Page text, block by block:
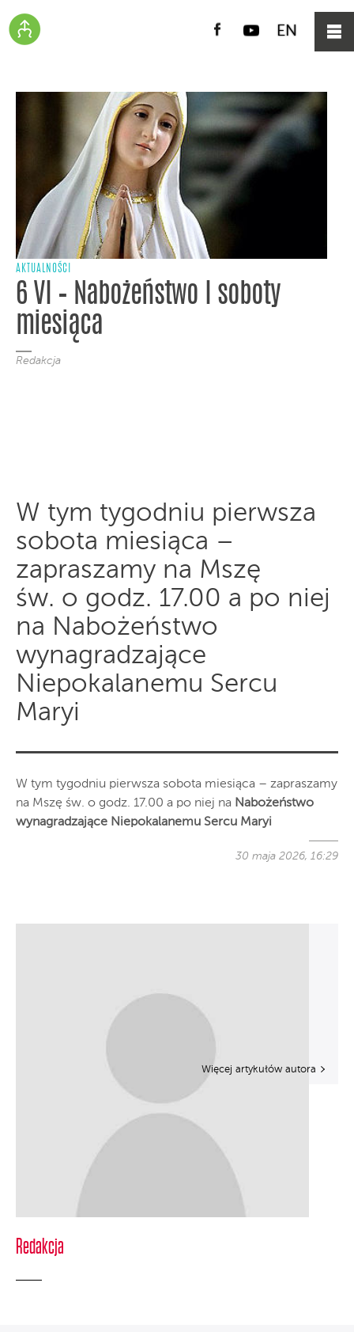
Facebook
YouTube
EN
AKTUALNOŚCI
6 VI – Nabożeństwo I soboty
miesiąca
Redakcja
W tym tygodniu pierwsza
sobota miesiąca –
zapraszamy na Mszę
św. o godz. 17.00 a po niej
na Nabożeństwo
wynagradzające
Niepokalanemu Sercu
Maryi
W tym tygodniu pierwsza sobota miesiąca – zapraszamy
na Mszę św. o godz. 17.00 a po niej na Nabożeństwo
wynagradzające Niepokalanemu Sercu Maryi
30 maja 2026, 16:29
Redakcja
Więcej artykułów autora